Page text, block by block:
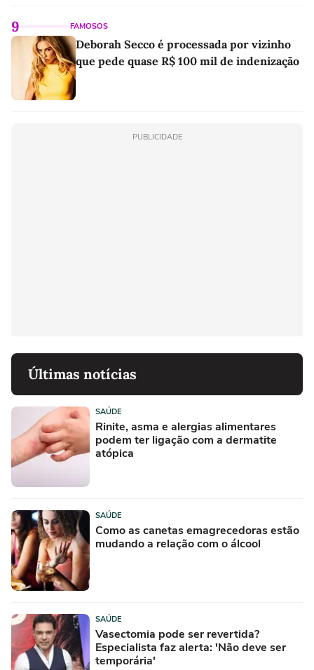
9 FAMOSOS
Deborah Secco é processada por vizinho
que pede quase R$ 100 mil de indenização
PUBLICIDADE
Últimas notícias
SAÚDE
Rinite, asma e alergias alimentares
podem ter ligação com a dermatite
atópica
SAÚDE
Como as canetas emagrecedoras estão
mudando a relação com o álcool
SAÚDE
Vasectomia pode ser revertida?
Especialista faz alerta: 'Não deve ser
temporária'